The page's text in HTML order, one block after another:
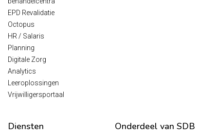
EPD Revalidatie
Octopus
HR / Salaris
Planning
Digitale Zorg
Analytics
Leeroplossingen
Vrijwilligersportaal
Diensten Onderdeel van SDB